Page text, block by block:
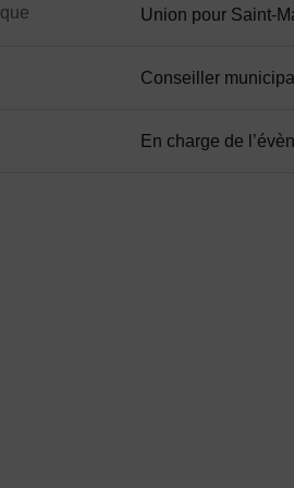
Union pour Saint-
Conseiller municipal
En charge de